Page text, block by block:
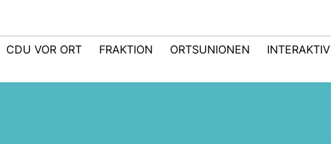
CDU VOR ORT FRAKTION ORTSUNIONEN INTERAKTIV